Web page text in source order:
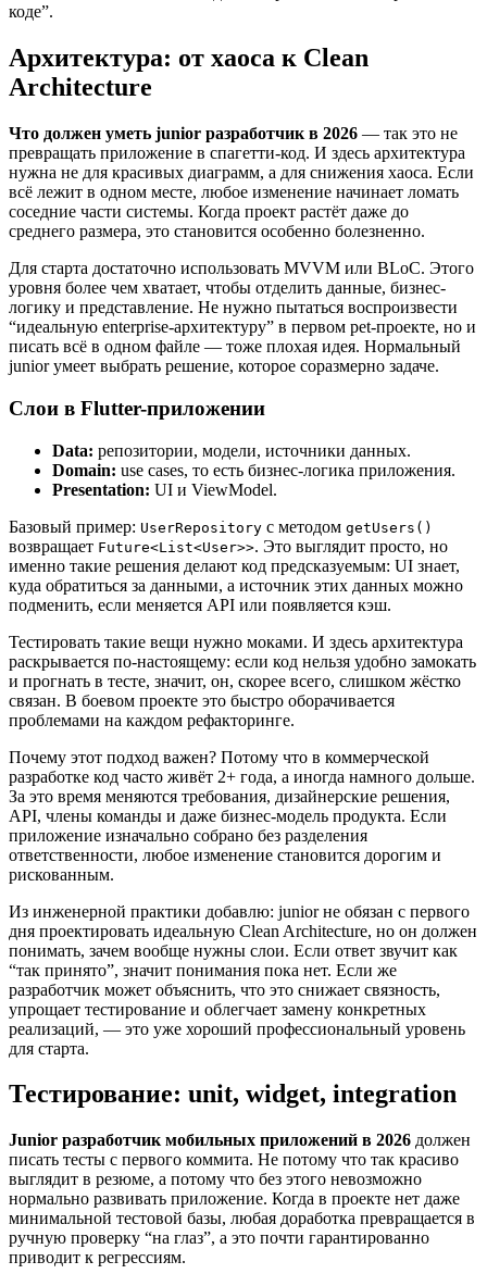
коде”.
Архитектура: от хаоса к Clean
Architecture
Что должен уметь junior разработчик в 2026 — так это не
превращать приложение в спагетти-код. И здесь архитектура
нужна не для красивых диаграмм, а для снижения хаоса. Если
всё лежит в одном месте, любое изменение начинает ломать
соседние части системы. Когда проект растёт даже до
среднего размера, это становится особенно болезненно.
Для старта достаточно использовать MVVM или BLoC. Этого
уровня более чем хватает, чтобы отделить данные, бизнес-
логику и представление. Не нужно пытаться воспроизвести
“идеальную enterprise-архитектуру” в первом pet-проекте, но и
писать всё в одном файле — тоже плохая идея. Нормальный
junior умеет выбрать решение, которое соразмерно задаче.
Слои в Flutter-приложении
Data: репозитории, модели, источники данных.
Domain: use cases, то есть бизнес-логика приложения.
Presentation: UI и ViewModel.
Базовый пример: UserRepository с методом getUsers()
возвращает Future<List<User>>. Это выглядит просто, но
именно такие решения делают код предсказуемым: UI знает,
куда обратиться за данными, а источник этих данных можно
подменить, если меняется API или появляется кэш.
Тестировать такие вещи нужно моками. И здесь архитектура
раскрывается по-настоящему: если код нельзя удобно замокать
и прогнать в тесте, значит, он, скорее всего, слишком жёстко
связан. В боевом проекте это быстро оборачивается
проблемами на каждом рефакторинге.
Почему этот подход важен? Потому что в коммерческой
разработке код часто живёт 2+ года, а иногда намного дольше.
За это время меняются требования, дизайнерские решения,
API, члены команды и даже бизнес-модель продукта. Если
приложение изначально собрано без разделения
ответственности, любое изменение становится дорогим и
рискованным.
Из инженерной практики добавлю: junior не обязан с первого
дня проектировать идеальную Clean Architecture, но он должен
понимать, зачем вообще нужны слои. Если ответ звучит как
“так принято”, значит понимания пока нет. Если же
разработчик может объяснить, что это снижает связность,
упрощает тестирование и облегчает замену конкретных
реализаций, — это уже хороший профессиональный уровень
для старта.
Тестирование: unit, widget, integration
Junior разработчик мобильных приложений в 2026 должен
писать тесты с первого коммита. Не потому что так красиво
выглядит в резюме, а потому что без этого невозможно
нормально развивать приложение. Когда в проекте нет даже
минимальной тестовой базы, любая доработка превращается в
ручную проверку “на глаз”, а это почти гарантированно
приводит к регрессиям.